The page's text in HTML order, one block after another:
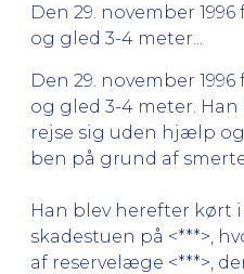
Den 29. november
og gled 3-4 meter...
Den 29. november
og gled 3-4 meter.
rejse sig uden hjælp
ben på grund af
Han blev herefter kørt
skadestuen på <***>,
af reservelæge <***>,